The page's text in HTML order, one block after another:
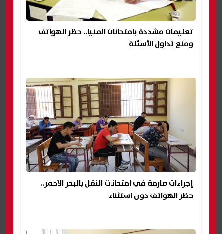
تعليمات مشددة بامتحانات المنيا.. حظر الهواتف
ومنع تداول الأسئلة
إجراءات صارمة في امتحانات النقل بالبحر الأحمر..
حظر الهواتف دون استثناء